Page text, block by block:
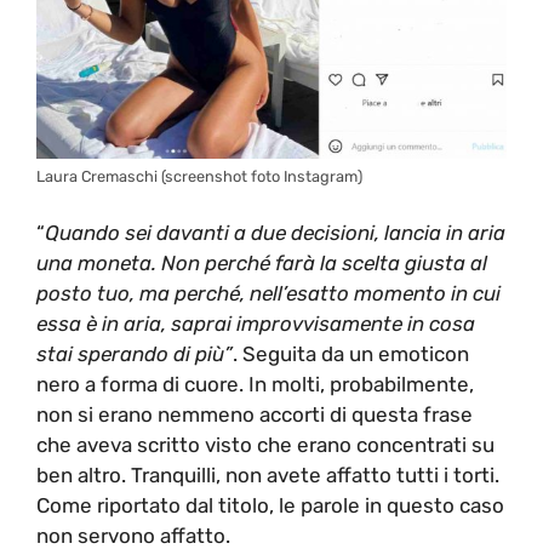
Laura Cremaschi (screenshot foto Instagram)
“Quando sei davanti a due decisioni, lancia in aria
una moneta. Non perché farà la scelta giusta al
posto tuo, ma perché, nell’esatto momento in cui
essa è in aria, saprai improvvisamente in cosa
stai sperando di più”. Seguita da un emoticon
nero a forma di cuore. In molti, probabilmente,
non si erano nemmeno accorti di questa frase
che aveva scritto visto che erano concentrati su
ben altro. Tranquilli, non avete affatto tutti i torti.
Come riportato dal titolo, le parole in questo caso
non servono affatto.